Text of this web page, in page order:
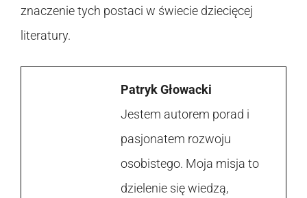
znaczenie tych postaci w świecie dziecięcej
literatury.
Patryk Głowacki
Jestem autorem porad i
pasjonatem rozwoju
osobistego. Moja misja to
dzielenie się wiedzą,